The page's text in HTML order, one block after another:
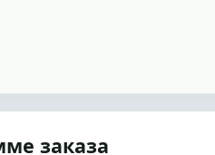
заказа